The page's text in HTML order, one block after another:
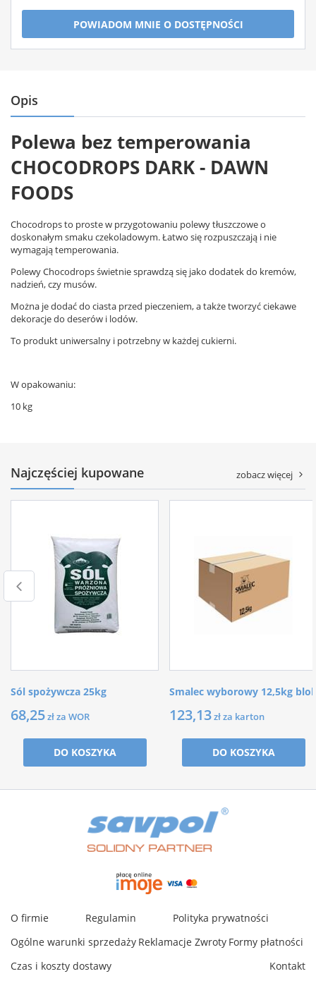
POWIADOM MNIE O DOSTĘPNOŚCI
Opis
Polewa bez temperowania
CHOCODROPS DARK - DAWN
FOODS
Chocodrops to proste w przygotowaniu polewy tłuszczowe o
doskonałym smaku czekoladowym. Łatwo się rozpuszczają i nie
wymagają temperowania.
Polewy Chocodrops świetnie sprawdzą się jako dodatek do kremów,
nadzień, czy musów.
Można je dodać do ciasta przed pieczeniem, a także tworzyć ciekawe
dekoracje do deserów i lodów.
To produkt uniwersalny i potrzebny w każdej cukierni.
W opakowaniu:
10 kg
Najczęściej kupowane zobacz więcej
Sól spożywcza 25kg
68,25zł za WOR
DO KOSZYKA
Smalec wyborowy 12,5kg
123,13zł za karton
DO KOSZYKA
O firmie Regulamin
Polityka prywatności
Ogólne warunki sprzedaży Reklamacje Zwroty Formy płatności
Czas i koszty dostawy
Kontakt